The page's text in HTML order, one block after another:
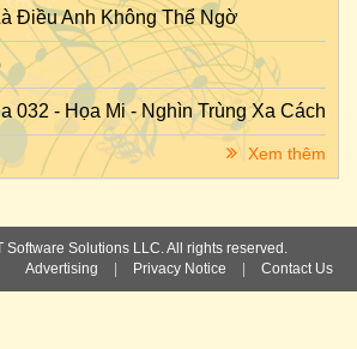
Điều Anh Không Thể Ngờ
032 - Họa Mi - Nghìn Trùng Xa Cách
Xem thêm
Solutions LLC. All rights reserved.
Advertising
Privacy Notice Contact Us